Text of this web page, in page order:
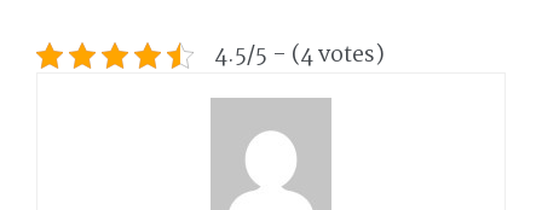
4.5/5 - (4 votes)